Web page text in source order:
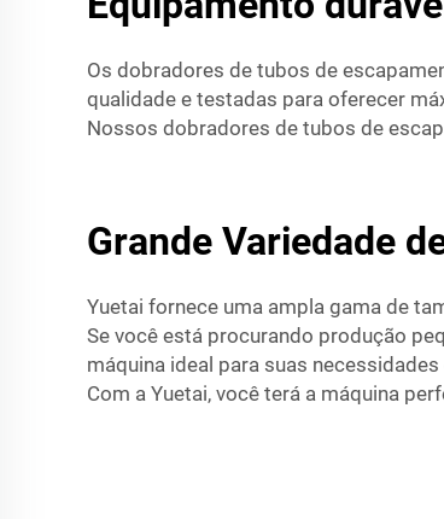
Os dobradores de tubos de
qualidade e testadas para oferecer
Nossos dobradores de tubos de
Grande Variedade
Yuetai fornece uma ampla gama de
Se você está procurando produção
máquina ideal para suas
Com a Yuetai, você terá a máquina